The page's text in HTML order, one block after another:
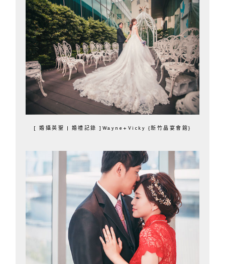
[ 婚攝英聖 | 婚禮記錄 ]Wayne+Vicky {新竹晶宴會館}